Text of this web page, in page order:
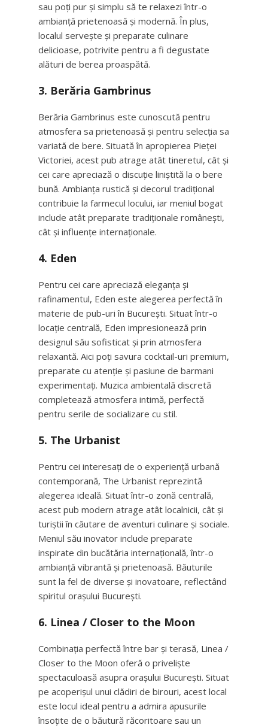
sau poți pur și simplu să te relaxezi într-o
ambianță prietenoasă și modernă. În plus,
localul servește și preparate culinare
delicioase, potrivite pentru a fi degustate
alături de berea proaspătă.
3. Berăria Gambrinus
Berăria Gambrinus este cunoscută pentru
atmosfera sa prietenoasă și pentru selecția sa
variată de bere. Situată în apropierea Pieței
Victoriei, acest pub atrage atât tineretul, cât și
cei care apreciază o discuție liniștită la o bere
bună. Ambianța rustică și decorul tradițional
contribuie la farmecul locului, iar meniul bogat
include atât preparate tradiționale românești,
cât și influențe internaționale.
4. Eden
Pentru cei care apreciază eleganța și
rafinamentul, Eden este alegerea perfectă în
materie de pub-uri în București. Situat într-o
locație centrală, Eden impresionează prin
designul său sofisticat și prin atmosfera
relaxantă. Aici poți savura cocktail-uri premium,
preparate cu atenție și pasiune de barmani
experimentați. Muzica ambientală discretă
completează atmosfera intimă, perfectă
pentru serile de socializare cu stil.
5. The Urbanist
Pentru cei interesați de o experiență urbană
contemporană, The Urbanist reprezintă
alegerea ideală. Situat într-o zonă centrală,
acest pub modern atrage atât localnicii, cât și
turiștii în căutare de aventuri culinare și sociale.
Meniul său inovator include preparate
inspirate din bucătăria internațională, într-o
ambianță vibrantă și prietenoasă. Băuturile
sunt la fel de diverse și inovatoare, reflectând
spiritul orașului București.
6. Linea / Closer to the Moon
Combinația perfectă între bar și terasă, Linea /
Closer to the Moon oferă o priveliște
spectaculoasă asupra orașului București. Situat
pe acoperișul unui clădiri de birouri, acest local
este locul ideal pentru a admira apusurile
însoțite de o băutură răcoritoare sau un